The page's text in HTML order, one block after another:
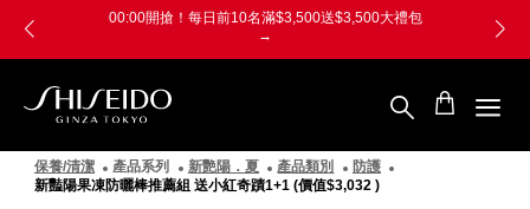
00:00開搶！每日前10名滿$3,500送$3,500大禮包
→
資
生
堂
保養/清潔 產品系列 新艷陽．夏 產品類別
防護
新豔陽果凍防曬棒推薦組 送小紅奇蹟1+1 (價值$3,032 )